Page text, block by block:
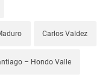
Carlos Valdez
– Hondo Valle